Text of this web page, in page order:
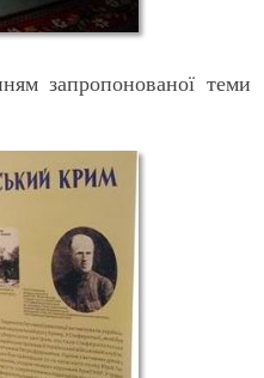
запропонованої теми